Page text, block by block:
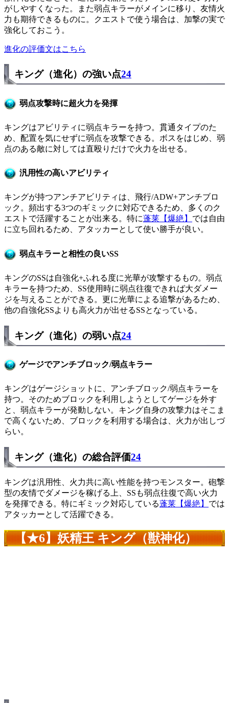
がしやすくなった。また弱点キラーがメインに移り、友情火
力も期待できるものに。クエストで使う場合は、加撃の実で
強化しておこう。
進化の評価文はこちら
キング（進化）の強い点24
弱点攻撃時に超火力を発揮
キングはアビリティに弱点キラーを持つ。貫通タイプのた
め、配置を気にせずに弱点を攻撃できる。ボスをはじめ、弱
点のある敵に対しては直殴りだけで火力を出せる。
汎用性の高いアビリティ
キングが持つアンチアビリティは、飛行/ADW+アンチブロ
ック。頻出する3つのギミックに対応できるため、多くのク
エストで活躍することが出来る。特に蓬莱【爆絶】 では自由
に立ち回れるため、アタッカーとして使い勝手が良い。
弱点キラーと相性の良いSS
キングのSSは自強化+ふれる度に光華が攻撃するもの。弱点
キラーを持つため、SS使用時に弱点往復できれば大ダメー
ジを与えることができる。更に光華による追撃があるため、
他の自強化SSよりも高火力が出せるSSとなっている。
キング（進化）の弱い点24
ゲージでアンチブロック/弱点キラー
キングはゲージショットに、アンチブロック/弱点キラーを
持つ。そのためブロックを利用しようとしてゲージを外す
と、弱点キラーが発動しない。キング自身の攻撃力はそこま
で高くないため、ブロックを利用する場合は、火力が出しづ
らい。
キング（進化）の総合評価24
キングは汎用性、火力共に高い性能を持つモンスター。砲撃
型の友情でダメージを稼げる上、SSも弱点往復で高い火力
を発揮できる。特にギミック対応している蓬莱【爆絶】 では
アタッカーとして活躍できる。
【★6】妖精王 キング（獣神化）